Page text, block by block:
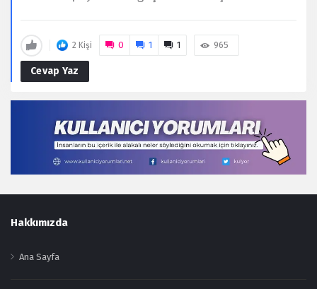
2 Kişi 0 1 1 965
Cevap Yaz
Footer
Hakkımızda
Ana Sayfa